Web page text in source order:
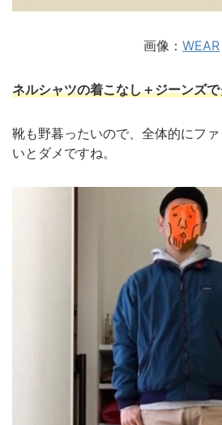
画像： WEAR
ネルシャツの着こなし＋ジーンズ
靴も野暮ったいので、全体的にフ
いとダメですね。